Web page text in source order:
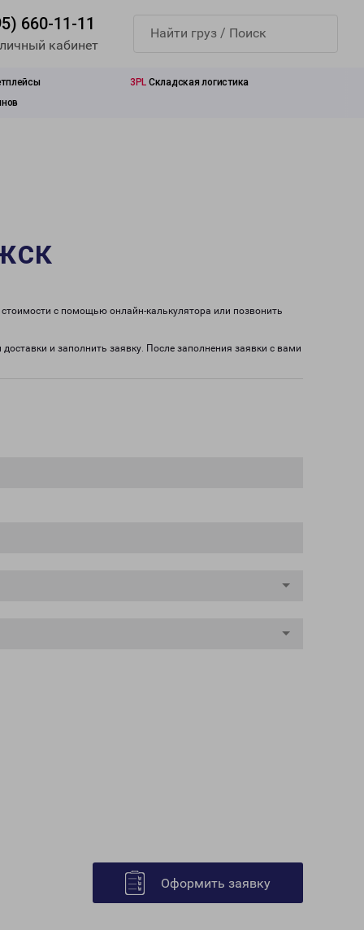
660-11-11
кабинет
3PL Складская логистика
с помощью онлайн-калькулятора или позвонить
и заполнить заявку. После заполнения заявки с вами
Оформить заявку